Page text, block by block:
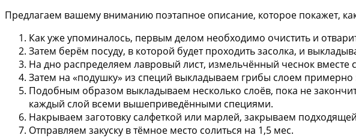
Предлагаем вашему вниманию поэтапное описание, которое покажет,
Как уже упоминалось, первым делом необходимо очистить и
Затем берём посуду, в которой будет проходить засолка, и
На дно распределяем лавровый лист, измельчённый чеснок вместе
Затем на «подушку» из специй выкладываем грибы слоем
Подобным образом выкладываем несколько слоёв, пока не
каждый слой всеми вышеприведёнными специями.
Накрываем заготовку салфеткой или марлей, закрываем
Отправляем закуску в тёмное место солиться на 1,5 мес.